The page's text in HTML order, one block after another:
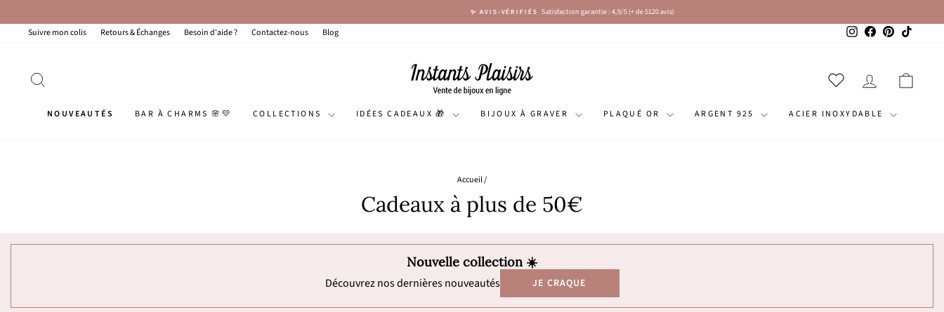
contenu
Diaporama
Satisfaction garantie : 4,9/5 (+ de 5120 avis)
Suivre mon colis Retours & Échanges Besoin d'aide ? Contactez-nous Blog InstagramFacebook
Pinterest
SE
NOUVEAUTÉS BAR À CHARMS 🌸💛 COLLECTIONS IDÉES CADEAUX 🎁 BIJOUX À GRAVER PLAQUÉ OR ARGENT 925 ACIER INOXYDABLE
Accueil/
Cadeaux à plus de 50€
Nouvelle collection ☀️
Découvrez nos dernières nouveautés JE CRAQUE